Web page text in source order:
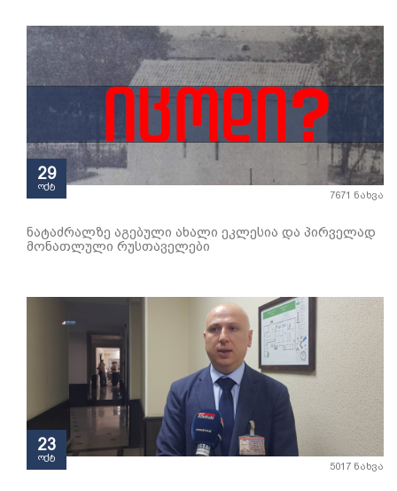
29
ოქტ
7671 ნახვა
ნატაძრალზე აგებული ახალი ეკლესია და პირველად
მონათლული რუსთაველები
23
ოქტ
5017 ნახვა